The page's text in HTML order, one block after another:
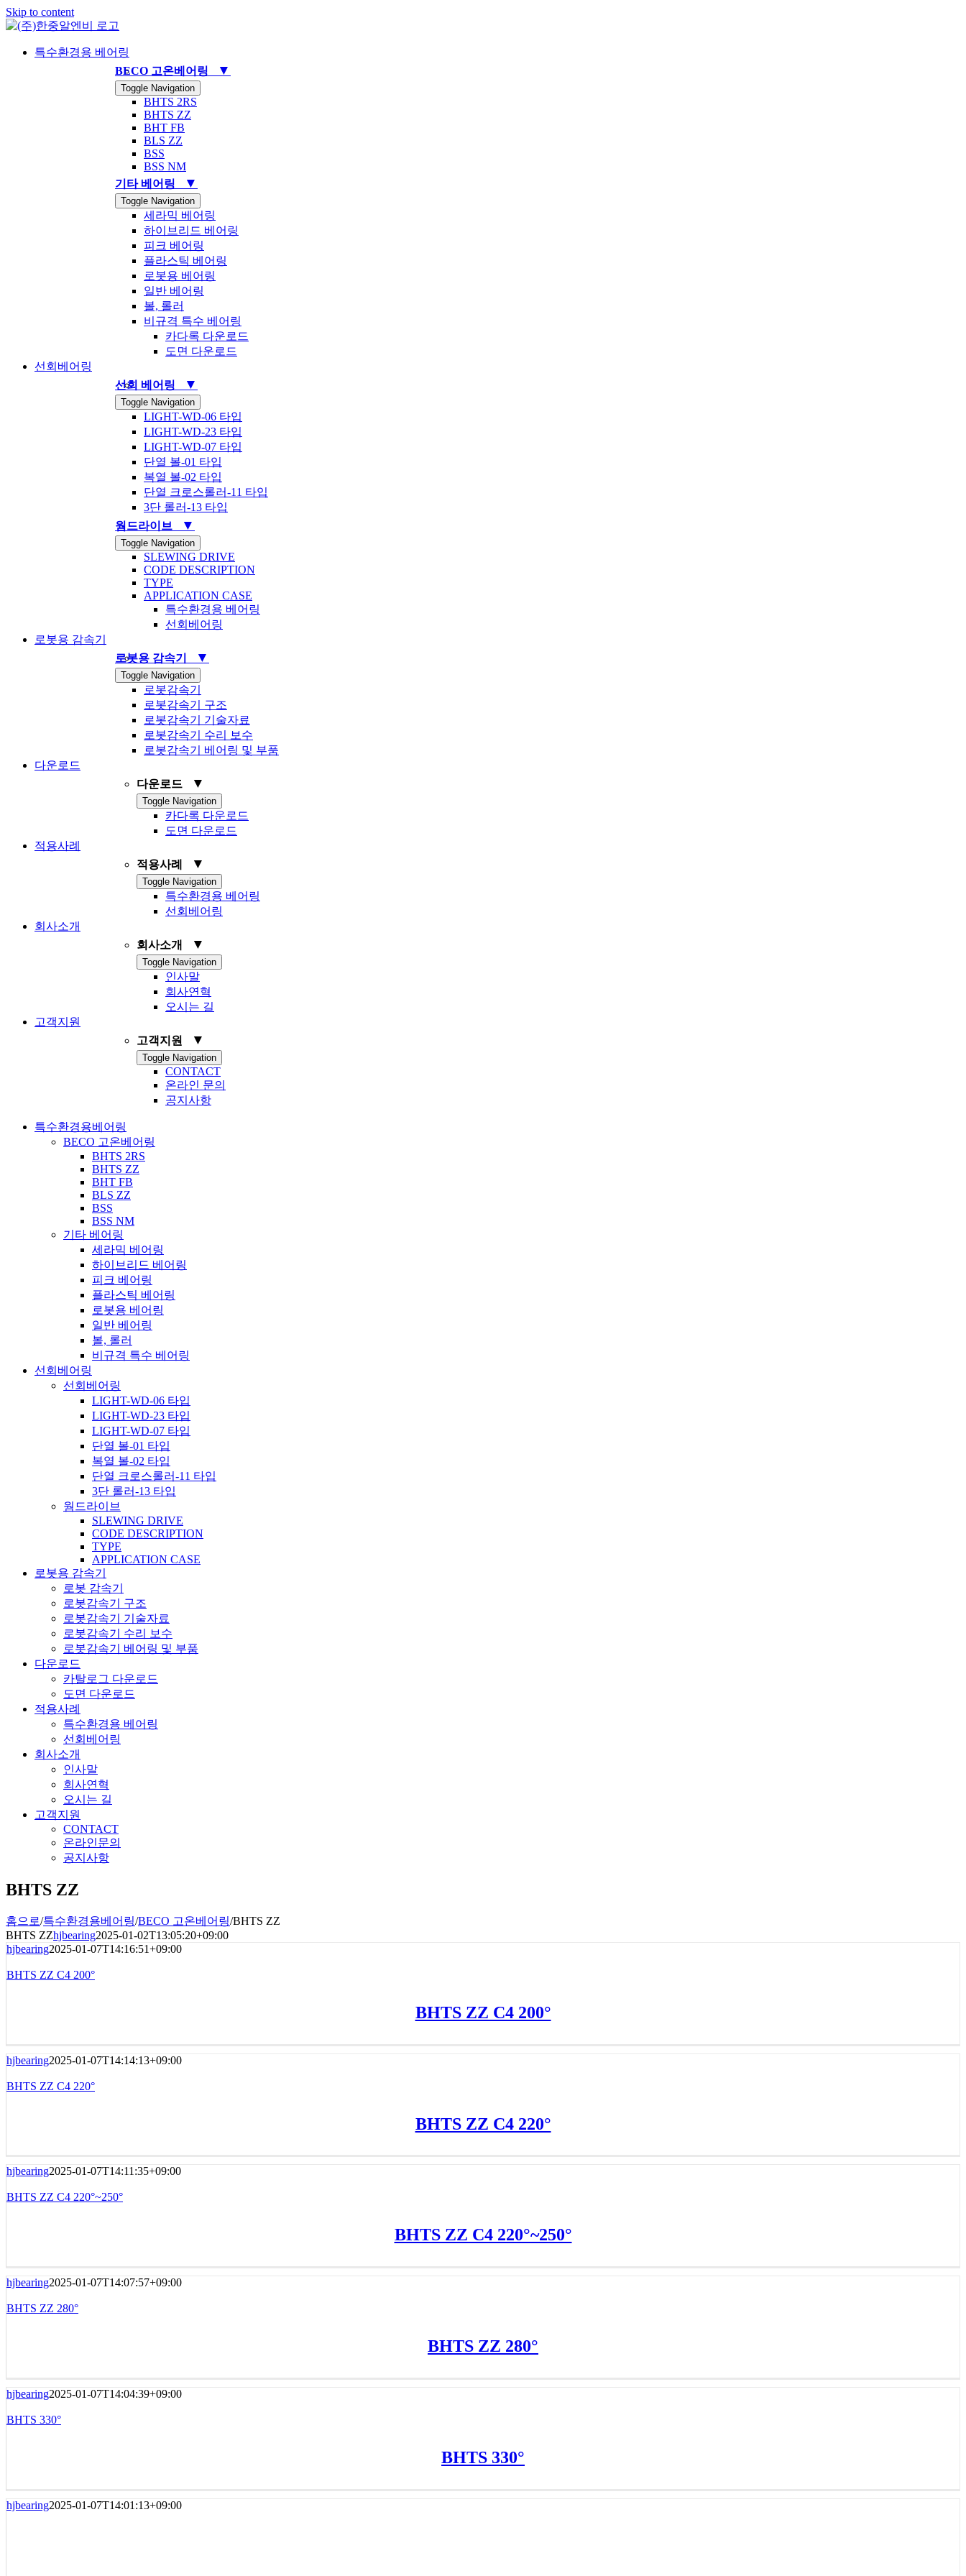
Skip to content
특수환경용 베어링
BECO 고온베어링
▼
Toggle Navigation
BHTS 2RS
BHTS ZZ
BHT FB
BLS ZZ
BSS
BSS NM
기타 베어링
▼
Toggle Navigation
세라믹 베어링
하이브리드 베어링
피크 베어링
플라스틱 베어링
로봇용 베어링
일반 베어링
볼, 롤러
비규격 특수 베어링
카다록 다운로드
도면 다운로드
선회베어링
선회 베어링
▼
Toggle Navigation
LIGHT-WD-06 타입
LIGHT-WD-23 타입
LIGHT-WD-07 타입
단열 볼-01 타입
복열 볼-02 타입
단열 크로스롤러-11 타입
3단 롤러-13 타입
웜드라이브
▼
Toggle Navigation
SLEWING DRIVE
CODE DESCRIPTION
TYPE
APPLICATION CASE
특수환경용 베어링
선회베어링
로봇용 감속기
로봇용 감속기
▼
Toggle Navigation
로봇감속기
로봇감속기 구조
로봇감속기 기술자료
로봇감속기 수리 보수
로봇감속기 베어링 및 부품
다운로드
다운로드
▼
Toggle Navigation
카다록 다운로드
도면 다운로드
적용사례
적용사례
▼
Toggle Navigation
특수환경용 베어링
선회베어링
회사소개
회사소개
▼
Toggle Navigation
인사말
회사연혁
오시는 길
고객지원
고객지원
▼
Toggle Navigation
CONTACT
온라인 문의
공지사항
특수환경용베어링
BECO 고온베어링
BHTS 2RS
BHTS ZZ
BHT FB
BLS ZZ
BSS
BSS NM
기타 베어링
세라믹 베어링
하이브리드 베어링
피크 베어링
플라스틱 베어링
로봇용 베어링
일반 베어링
볼, 롤러
비규격 특수 베어링
선회베어링
선회베어링
LIGHT-WD-06 타입
LIGHT-WD-23 타입
LIGHT-WD-07 타입
단열 볼-01 타입
복열 볼-02 타입
단열 크로스롤러-11 타입
3단 롤러-13 타입
웜드라이브
SLEWING DRIVE
CODE DESCRIPTION
TYPE
APPLICATION CASE
로봇용 감속기
로봇 감속기
로봇감속기 구조
로봇감속기 기술자료
로봇감속기 수리 보수
로봇감속기 베어링 및 부품
다운로드
카탈로그 다운로드
도면 다운로드
적용사례
특수환경용 베어링
선회베어링
회사소개
인사말
회사연혁
오시는 길
고객지원
CONTACT
온라인문의
공지사항
BHTS ZZ
홈으로/특수환경용베어링/BECO 고온베어링/BHTS ZZ
BHTS ZZhjbearing2025-01-02T13:05:20+09:00
hjbearing2025-01-07T14:16:51+09:00
BHTS ZZ C4 200°
BHTS ZZ C4 200°
hjbearing2025-01-07T14:14:13+09:00
BHTS ZZ C4 220°
BHTS ZZ C4 220°
hjbearing2025-01-07T14:11:35+09:00
BHTS ZZ C4 220°~250°
BHTS ZZ C4 220°~250°
hjbearing2025-01-07T14:07:57+09:00
BHTS ZZ 280°
BHTS ZZ 280°
hjbearing2025-01-07T14:04:39+09:00
BHTS 330°
BHTS 330°
hjbearing2025-01-07T14:01:13+09:00